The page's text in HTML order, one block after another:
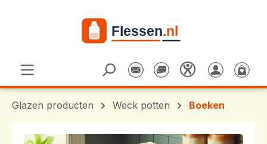
Glazen producten Weck potten Boeken